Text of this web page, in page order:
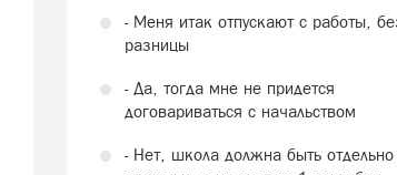
- Меня итак отпускают с работы,
разницы
- Да, тогда мне не придется
договариваться с начальством
- Нет, школа должна быть отдельно